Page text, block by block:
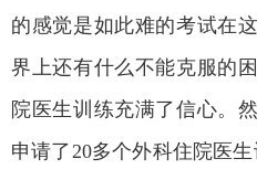
的感觉是如此难的考试在
界上还有什么不能克服的
院医生训练充满了信心。
申请了 20多个外科住院医